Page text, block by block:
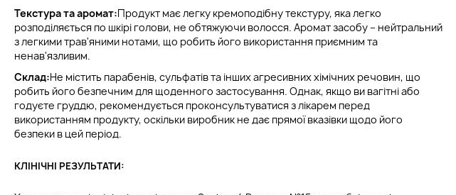
Текстура та аромат:Продукт має легку кремоподібну текстуру, яка легко
розподіляється по шкірі голови, не обтяжуючи волосся. Аромат засобу – нейтральний
з легкими трав'яними нотами, що робить його використання приємним та
ненав'язливим.
Склад:Не містить парабенів, сульфатів та інших агресивних хімічних речовин, що
робить його безпечним для щоденного застосування. Однак, якщо ви вагітні або
годуєте груддю, рекомендується проконсультуватися з лікарем перед
використанням продукту, оскільки виробник не дає прямої вказівки щодо його
безпеки в цей період.
КЛІНІЧНІ РЕЗУЛЬТАТИ: